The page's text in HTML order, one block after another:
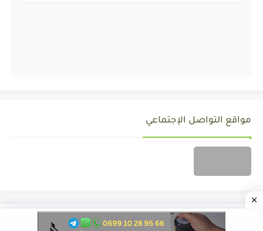
مواقع التواصل الإجتماعي
جميع الحقوق محفوظة © ALMOZAWID.COM